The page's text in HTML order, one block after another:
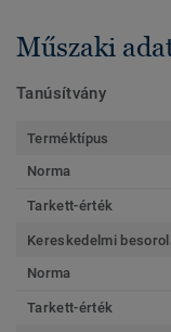
Műszaki
Tanúsítvány
Terméktípus
Norma
Tarkett-érték
Kereskedelmi
Norma
Tarkett-érték